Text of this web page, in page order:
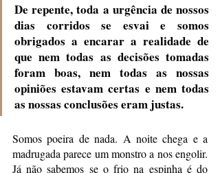
De repente, toda a urgência de nossos
dias corridos se esvai e somos
obrigados a encarar a realidade de
que nem todas as decisões tomadas
foram boas, nem todas as nossas
opiniões estavam certas e nem todas
as nossas conclusões eram justas.
Somos poeira de nada. A noite chega e a
madrugada parece um monstro a nos engolir.
Já não sabemos se o frio na espinha é do